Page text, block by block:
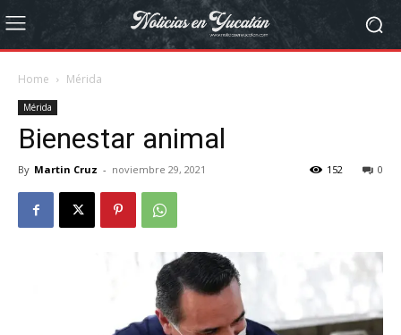
Home Mérida
Mérida
Bienestar animal
By Martin Cruz - noviembre 29, 2021 0
152